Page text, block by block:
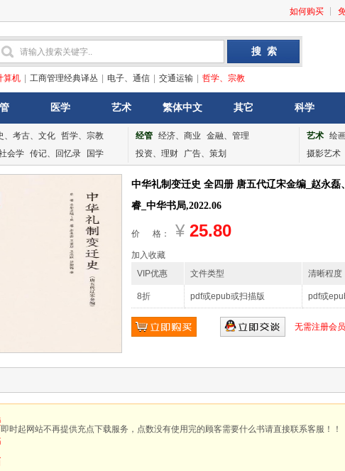
如何购买
算机 工商管理经典译丛 电子、通信 交通运输 哲学、宗教
医学 艺术 繁体中文 其它 科学
、考古、文化 哲学、宗教
会学 传记、回忆录 国学
经管 经济、商业
金融、管理
投资、理财
广告、策划
艺术 绘
摄影艺术
中华礼制变迁史 全四册 唐五代辽宋金编_赵永
睿_中华书局,2022.06
价 格： ¥ 25.80
加入收藏
VIP优惠
文件类型 清晰程度
8折 pdf或epub或扫描版 pdf或
无需注册会
即时起网站不再提供充点下载服务，点数没有使用完的顾客需要什么书请直接联系客服！！